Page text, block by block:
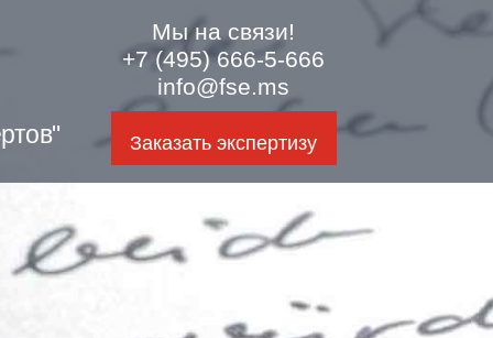
Мы на связи!
+7 (495) 666-5-666
info@fse.ms
Заказать экспертизу